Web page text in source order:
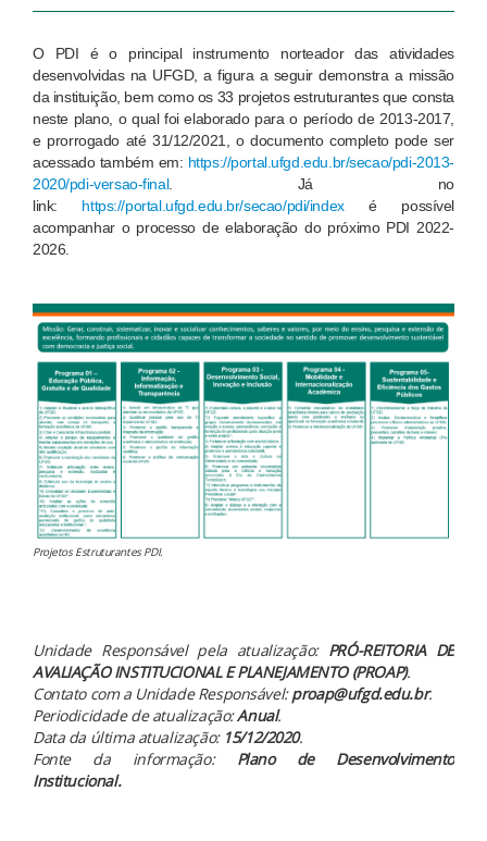
O PDI é o principal instrumento norteador das atividades
desenvolvidas na UFGD, a figura a seguir demonstra a missão
da instituição, bem como os 33 projetos estruturantes que consta
neste plano, o qual foi elaborado para o período de 2013-2017,
e prorrogado até 31/12/2021, o documento completo pode ser
acessado também em: https://portal.ufgd.edu.br/secao/pdi-2013-
2020/pdi-versao-final. Já no
link: https://portal.ufgd.edu.br/secao/pdi/indexé possível
acompanhar o processo de elaboração do próximo PDI 2022-
2026.
Projetos Estruturantes PDI.
Unidade Responsável pela atualização: PRÓ-REITORIA DE
AVALIAÇÃO INSTITUCIONAL E PLANEJAMENTO(PROAP).
Contato com a Unidade Responsável:proap@ufgd.edu.br.
Periodicidade de atualização:Anual.
Data da última atualização: 15/12/2020.
Fonte da informação: Plano de Desenvolvimento
Institucional.